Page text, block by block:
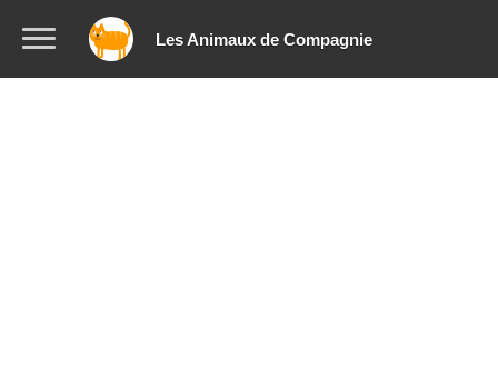
Les Animaux de Compagnie